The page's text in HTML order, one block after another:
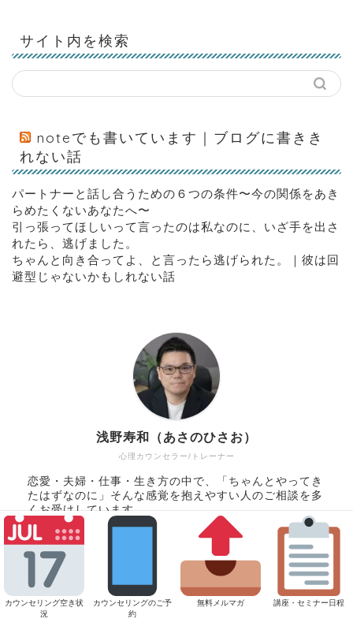
サイト内を検索
noteでも書いています｜ブログに書きき
れない話
パートナーと話し合うための６つの条件〜今の関係をあき
らめたくないあなたへ〜
引っ張ってほしいって言ったのは私なのに、いざ手を出さ
れたら、逃げました。
ちゃんと向き合ってよ、と言ったら逃げられた。｜彼は回
避型じゃないかもしれない話
心理カウンセラー/トレーナー
浅野寿和（あさのひさお）
恋愛・夫婦・仕事・生き方の中で、「ちゃんとやってき
たはずなのに」そんな感覚を抱えやすい人のご相談を多
くお受けしています。
相談しなくても日常が回っている。でも、どこかしんど
い。そんなとき、丁寧にあなたの生きづらさやお悩みを
ほどいていきます。
キャリア17年・臨床10,000件超。東京・名古屋で対面
カウンセリング。ZOOMによるオンラインカウンセリン
グ対応。リピーターさまが多いカウンセラー。
カウンセリング空き状
況
カウンセリングのご予
約
無料メルマガ 講座・セミナー日程